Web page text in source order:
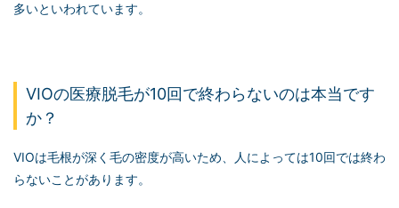
多いといわれています。
VIOの医療脱毛が10回で終わらないのは本当です
か？
VIOは毛根が深く毛の密度が高いため、人によっては10回では終わ
らないことがあります。